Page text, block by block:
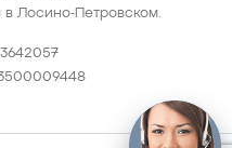
Лосино-Петровском.